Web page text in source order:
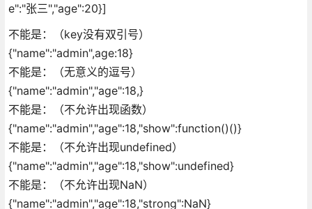
e":"张三","age":20}]
不能是：（key没有双引号）
{"name":"admin",age:18}
不能是：（无意义的逗号）
{"name":"admin","age":18,}
不能是：（不允许出现函数）
{"name":"admin","age":18,"show":function()()}
不能是：（不允许出现undefined）
{"name":"admin","age":18,"show":undefined}
不能是：（不允许出现NaN）
{"name":"admin","age":18,"strong":NaN}